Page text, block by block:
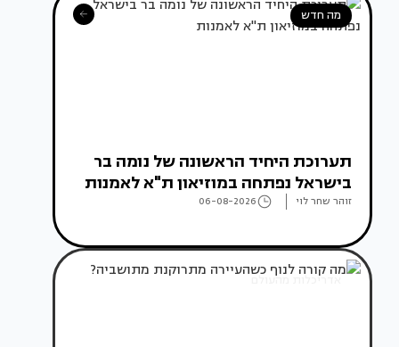
מה חדש
תערוכת היחיד הראשונה של נומה בר
בישראל נפתחה במוזיאון ת"א לאמנות
זוהר שחר לוי 06-08-2026
אדריכלות מהעולם